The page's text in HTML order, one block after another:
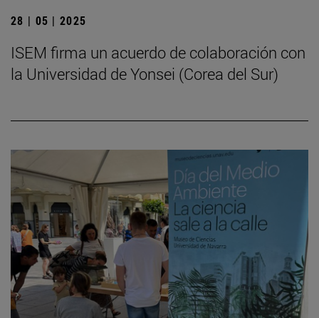
28 | 05 | 2025
ISEM firma un acuerdo de colaboración con
la Universidad de Yonsei (Corea del Sur)